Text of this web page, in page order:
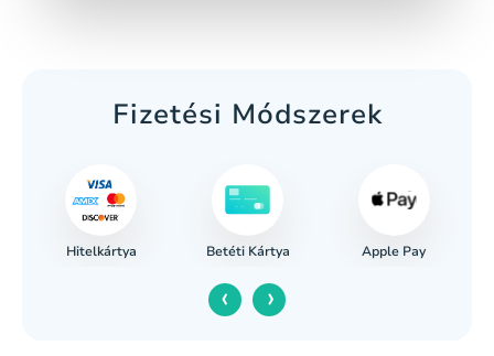
Fizetési Módszerek
Hitelkártya Betéti Kártya Apple Pay
‹ ›